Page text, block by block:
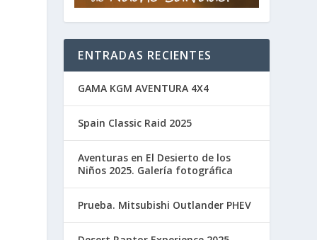
ENTRADAS RECIENTES
GAMA KGM AVENTURA 4X4
Spain Classic Raid 2025
Aventuras en El Desierto de los
Niños 2025. Galería fotográfica
Prueba. Mitsubishi Outlander PHEV